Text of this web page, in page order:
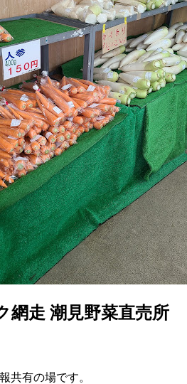
網走 潮見野菜直売所
共有の場です。